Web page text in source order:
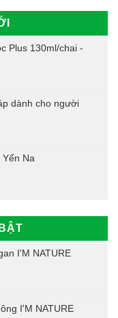
Plus 130ml/chai -
dành cho người
Na
I'M NATURE
I'M NATURE